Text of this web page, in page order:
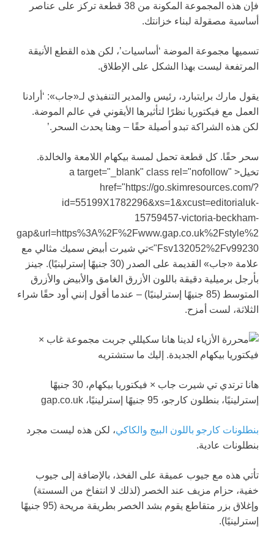
فإن هذه المجموعة المكونة من 38 قطعة تركز على عناصر
أساسية مصقولة لبناء خزانتك.
تسميها مجموعة الموضة ‘أساسيات’، لكن هذه القطع الأنيقة
المرتفعة ليست بهذا الشكل على الإطلاق.
يقول مارك برايتبارد، رئيس والمدير التنفيذي لـ«جاب»: ‘أرادنا
العمل مع فيكتوريا نظرًا لتأثيرها الأيقوني في عالم الموضة.
لكن هذه الشراكة تبدو أصيلة حقًا – وهنا يحدث السحر.’
سحر حقًا. كل قطعة تحمل لمسة بيكهام اللامعة والخالدة.
تخيل< a target="_blank" class rel="nofollow"
href="https://go.skimresources.com/?
id=55199X1782296&xs=1&xcust=editorialuk-
15759457-victoria-beckham-
gap&url=https%3A%2F%2Fwww.gap.co.uk%2Fstyle%2
Fsv132052%2Fv99230">تي شيرت أبيض سميك مثالي مع
علامة «جاب» القديمة على الصدر (30 جنيهًا إسترلينيًا). جينز
بأرجل برميلية دقيقة باللون الأزرق الغامق والأبيض والأزرق
المتوسط (85 جنيهًا إسترلينيًا) – عندما أقول إنني أود حقًا شراء
الثلاثة، لست أمزح.
هانا ترتدي تي شيرت جاب × فيكتوريا بيكهام، 30 جنيهًا
إسترلينيًا، بنطلون كارجو، 95 جنيهًا إسترلينيًا، gap.co.uk
بنطلونات كارجو باللون البيج والكاكي، لكن هذه ليست مجرد
بنطلونات عادية.
تأتي هذه مع جيوب عميقة على الفخذ، بالإضافة إلى جيوب
خفية، حزام مزيف عند الخصر (لذلك لا انتفاخ من السستة)
وإغلاق بزر متقاطع يقوم بشد الخصر بطريقة مريحة (95 جنيهًا
إسترلينيًا).